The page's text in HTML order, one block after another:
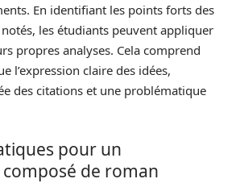
En identifiant les points forts des
les étudiants peuvent appliquer
propres analyses. Cela comprend
l’expression claire des idées,
des citations et une problématique
pour un
de roman